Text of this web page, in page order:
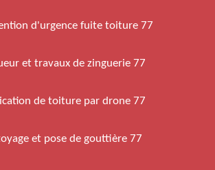
d'urgence fuite toiture 77
et travaux de zinguerie 77
de toiture par drone 77
et pose de gouttière 77